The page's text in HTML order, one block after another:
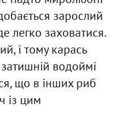
зарослий
легко заховатися.
і тому карась
водоймі
що в інших риб
із цим